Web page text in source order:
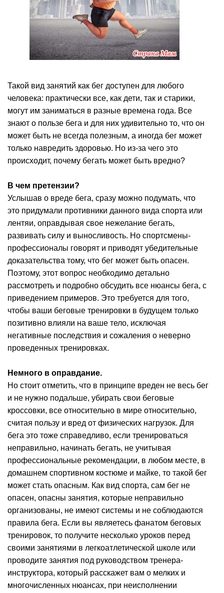
Такой вид занятий как бег доступен для любого
человека: практически все, как дети, так и старики,
могут им заниматься в разные времена года. Все
знают о пользе бега и для них удивительно то, что он
может быть не всегда полезным, а иногда бег может
только навредить здоровью. Но из-за чего это
происходит, почему бегать может быть вредно?
В чем претензии?
Услышав о вреде бега, сразу можно подумать, что
это придумали противники данного вида спорта или
лентяи, оправдывая свое нежелание бегать,
развивать силу и выносливость. Но спортсмены-
профессионалы говорят и приводят убедительные
доказательства тому, что бег может быть опасен.
Поэтому, этот вопрос необходимо детально
рассмотреть и подробно обсудить все нюансы бега, с
приведением примеров. Это требуется для того,
чтобы ваши беговые тренировки в будущем только
позитивно влияли на ваше тело, исключая
негативные последствия и сожаления о неверно
проведенных тренировках.
Немного в оправдание.
Но стоит отметить, что в принципе вреден не весь бег
и не нужно подальше, убирать свои беговые
кроссовки, все относительно в мире относительно,
считая пользу и вред от физических нагрузок. Для
бега это тоже справедливо, если тренироваться
неправильно, начинать бегать, не учитывая
профессиональные рекомендации, в любом месте, в
домашнем спортивном костюме и майке, то такой бег
может стать опасным. Как вид спорта, сам бег не
опасен, опасны занятия, которые неправильно
организованы, не имеют системы и не соблюдаются
правила бега. Если вы являетесь фанатом беговых
тренировок, то получите несколько уроков перед
своими занятиями в легкоатлетической школе или
проводите занятия под руководством тренера-
инструктора, который расскажет вам о мелких и
многочисленных нюансах, при неисполнении